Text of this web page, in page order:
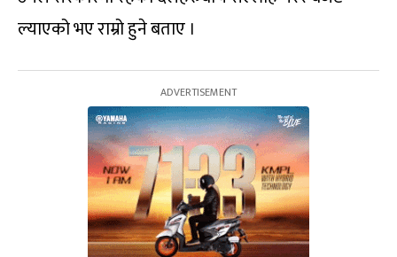
ल्याएको भए राम्रो हुने बताए ।